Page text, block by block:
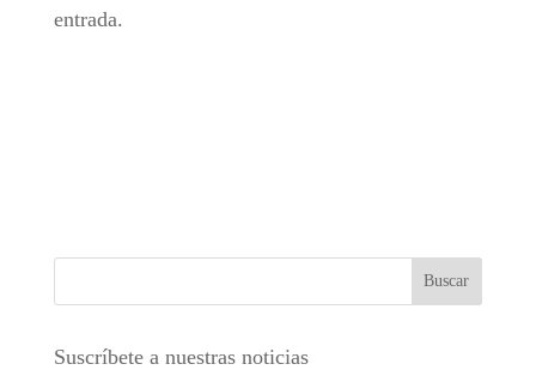
entrada.
Suscríbete a nuestras noticias